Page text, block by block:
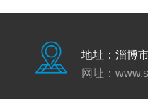
地址：淄博
网址：